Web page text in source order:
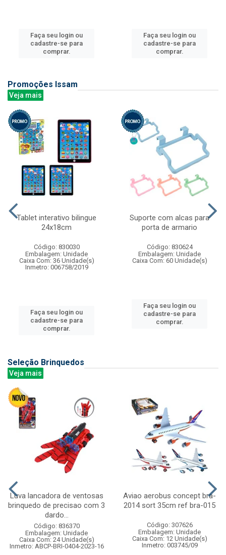
Faça seu login ou
cadastre-se para
comprar.
Faça seu login ou
cadastre-se para
comprar.
Promoções Issam
Veja mais
Tablet interativo bilingue
24x18cm
Código: 830030
Embalagem: Unidade
Caixa Com: 36 Unidade(s)
Inmetro: 006758/2019
Faça seu login ou
cadastre-se para
comprar.
Suporte com alcas para
porta de armario
Código: 830624
Embalagem: Unidade
Caixa Com: 60 Unidade(s)
Faça seu login ou
cadastre-se para
comprar.
Seleção Brinquedos
Veja mais
Luva lancadora de ventosas
brinquedo de precisao com 3
dardo...
Código: 836370
Embalagem: Unidade
Caixa Com: 24 Unidade(s)
Inmetro: ABCP-BRI-0404-2023-16
Aviao aerobus concept bra-
2014 sort 35cm ref bra-015
Código: 307626
Embalagem: Unidade
Caixa Com: 12 Unidade(s)
Inmetro: 003745/09